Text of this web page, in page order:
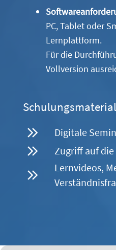
PC, Tablet oder
Lernplattform.
Für die
Vollversion
Digitale
Zugriff auf
Lernvideos,